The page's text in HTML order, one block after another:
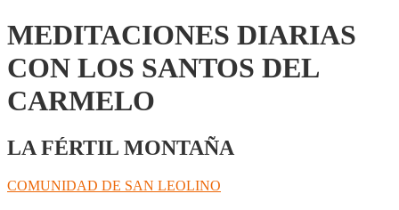
MEDITACIONES DIARIAS
CON LOS SANTOS DEL
CARMELO
LA FÉRTIL MONTAÑA
COMUNIDAD DE SAN LEOLINO